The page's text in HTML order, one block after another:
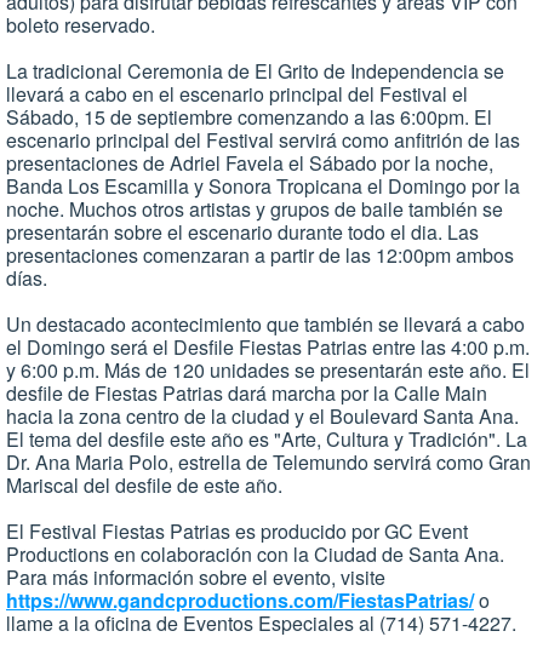
boleto reservado.
La tradicional Ceremonia de El Grito de Independencia se
llevará a cabo en el escenario principal del Festival el
Sábado, 15 de septiembre comenzando a las 6:00pm. El
escenario principal del Festival servirá como anfitrión de las
presentaciones de Adriel Favela el Sábado por la noche,
Banda Los Escamilla y Sonora Tropicana el Domingo por la
noche. Muchos otros artistas y grupos de baile también se
presentarán sobre el escenario durante todo el dia. Las
presentaciones comenzaran a partir de las 12:00pm ambos
días.
Un destacado acontecimiento que también se llevará a cabo
el Domingo será el Desfile Fiestas Patrias entre las 4:00 p.m.
y 6:00 p.m. Más de 120 unidades se presentarán este año. El
desfile de Fiestas Patrias dará marcha por la Calle Main
hacia la zona centro de la ciudad y el Boulevard Santa Ana.
El tema del desfile este año es "Arte, Cultura y Tradición". La
Dr. Ana Maria Polo, estrella de Telemundo servirá como Gran
Mariscal del desfile de este año.
El Festival Fiestas Patrias es producido por GC Event
Productions en colaboración con la Ciudad de Santa Ana.
Para más información sobre el evento, visite
https://www.gandcproductions.com/FiestasPatrias/o
llame a la oficina de Eventos Especiales al (714) 571-4227.